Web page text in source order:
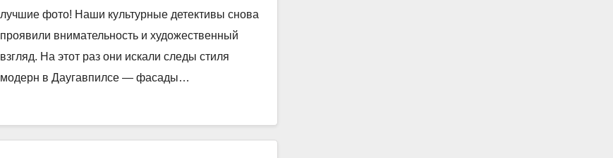
лучшие фото! Наши культурные детективы снова
проявили внимательность и художественный
взгляд. На этот раз они искали следы стиля
модерн в Даугавпилсе — фасады…